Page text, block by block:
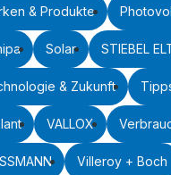
& Produkte
Solar STIEBEL
& Zukunft
VALLOX
Villeroy + Boch